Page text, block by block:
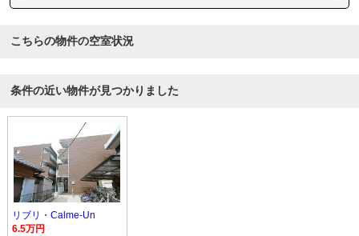
こちらの物件の空室状況
条件の近い物件が見つかりました
リブリ・Calme-Un
6.5万円